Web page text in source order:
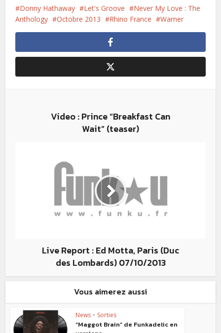
Donny Hathaway Let's Groove
Never My Love : The
Anthology
Octobre 2013 Rhino France Warner
Video : Prince “Breakfast Can
Wait” (teaser)
Live Report : Ed Motta, Paris (Duc
des Lombards) 07/10/2013
Vous aimerez aussi
News • Sorties
“Maggot Brain” de Funkadelic en